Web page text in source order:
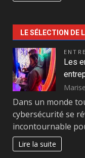
LE SÉLECTION DE
Les
Marise
Dans un monde
cybersécurité se
incontournable
Lire la suite